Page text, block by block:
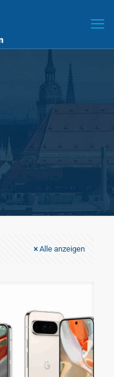
Alle anzeigen